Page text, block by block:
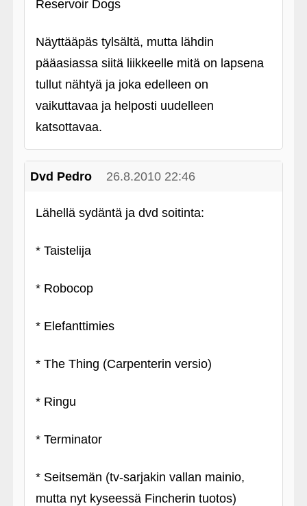
Reservoir Dogs
Näyttääpäs tylsältä, mutta lähdin
pääasiassa siitä liikkeelle mitä on lapsena
tullut nähtyä ja joka edelleen on
vaikuttavaa ja helposti uudelleen
katsottavaa.
Dvd Pedro 26.8.2010 22:46
Lähellä sydäntä ja dvd soitinta:
* Taistelija
* Robocop
* Elefanttimies
* The Thing (Carpenterin versio)
* Ringu
* Terminator
* Seitsemän (tv-sarjakin vallan mainio,
mutta nyt kyseessä Fincherin tuotos)